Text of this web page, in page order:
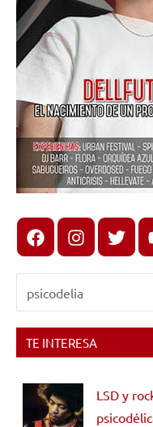
FacebookInstagram
X
TE INTERESA
LSD y